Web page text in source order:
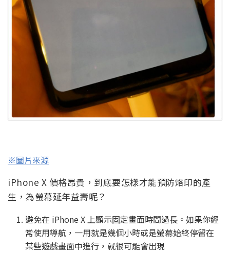
※圖片來源
iPhone X 價格昂貴，到底要怎樣才能預防烙印的產
生，為螢幕延年益壽呢？
避免在 iPhone X 上顯示固定畫面時間過長。如果你經
常使用導航，一用就是幾個小時或是螢幕始終停留在
某些遊戲畫面中進行，就很可能會出現